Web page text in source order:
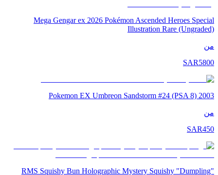
Mega Gengar ex 2026 Pokémon Ascended Heroes Special
Illustration Rare (Ungraded)
من
SAR5800
2003 Pokemon EX Umbreon Sandstorm #24 (PSA 8)
من
SAR450
RMS Squishy Bun Holographic Mystery Squishy "Dumpling"